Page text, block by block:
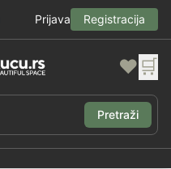
Prijava Registracija
❤️ 🛒
Pretraži